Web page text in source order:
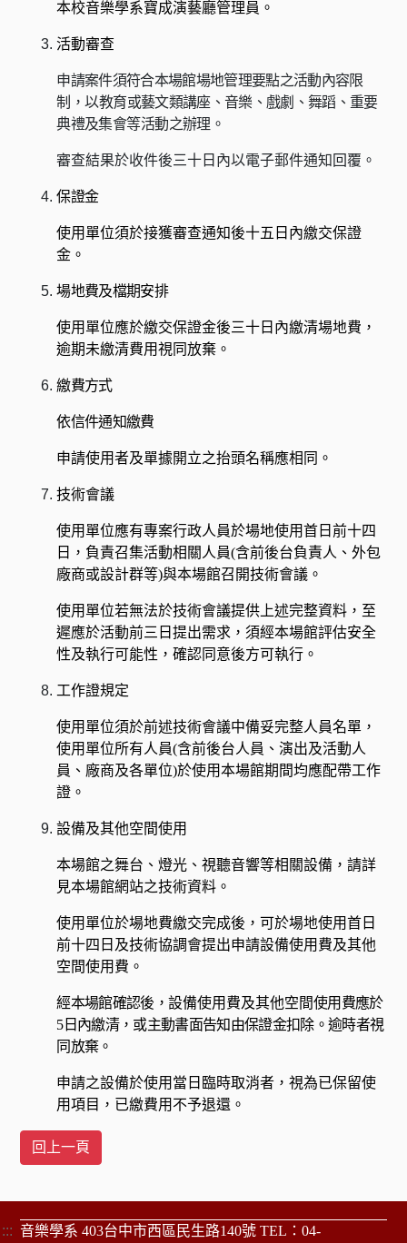
本校音樂學系寶成演藝廳管理員。
活動審查
申請案件須符合本場館場地管理要點之活動內容限
制，以教育或藝文類講座、音樂、戲劇、舞蹈、重要
典禮及集會等活動之辦理。
審查結果於收件後三十日內以電子郵件通知回覆。
保證金
使用單位須於接獲審查通知後十五日內繳交保證
金。
場地費及檔期安排
使用單位應於繳交保證金後三十日內繳清場地費，
逾期未繳清費用視同放棄。
繳費方式
依信件通知繳費
申請使用者及單據開立之抬頭名稱應相同。
技術會議
使用單位應有專案行政人員於場地使用首日前十四
日，負責召集活動相關人員(含前後台負責人、外包
廠商或設計群等)與本場館召開技術會議。
使用單位若無法於技術會議提供上述完整資料，至
遲應於活動前三日提出需求，須經本場館評估安全
性及執行可能性，確認同意後方可執行。
工作證規定
使用單位須於前述技術會議中備妥完整人員名單，
使用單位所有人員(含前後台人員、演出及活動人
員、廠商及各單位)於使用本場館期間均應配帶工作
證。
設備及其他空間使用
本場館之舞台、燈光、視聽音響等相關設備，請詳
見本場館網站之技術資料。
使用單位於場地費繳交完成後，可於場地使用首日
前十四日及技術協調會提出申請設備使用費及其他
空間使用費。
經本場館確認後，設備使用費及其他空間使用費應於
5日內繳清，或主動書面告知由保證金扣除。逾時者視
同放棄。
申請之設備於使用當日臨時取消者，視為已保留使
用項目，已繳費用不予退還。
::: 音樂學系 403台中市西區民生路140號 TEL：04-